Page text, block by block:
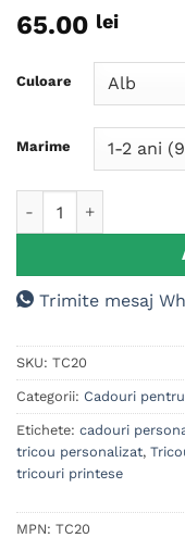
65.00 lei
Culoare
Marime
Trimite mesaj
SKU: TC20
Categorii: Cadouri
Etichete: cadouri
tricou personalizat,
tricouri printese
MPN: TC20